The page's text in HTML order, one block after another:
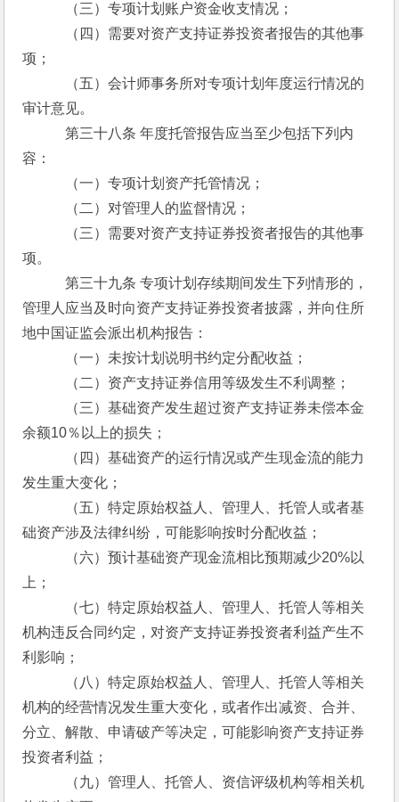
（三）专项计划账户资金收支情况；
（四）需要对资产支持证券投资者报告的其他事
项；
（五）会计师事务所对专项计划年度运行情况的
审计意见。
第三十八条 年度托管报告应当至少包括下列内
容：
（一）专项计划资产托管情况；
（二）对管理人的监督情况；
（三）需要对资产支持证券投资者报告的其他事
项。
第三十九条 专项计划存续期间发生下列情形的，
管理人应当及时向资产支持证券投资者披露，并向住所
地中国证监会派出机构报告：
（一）未按计划说明书约定分配收益；
（二）资产支持证券信用等级发生不利调整；
（三）基础资产发生超过资产支持证券未偿本金
余额10％以上的损失；
（四）基础资产的运行情况或产生现金流的能力
发生重大变化；
（五）特定原始权益人、管理人、托管人或者基
础资产涉及法律纠纷，可能影响按时分配收益；
（六）预计基础资产现金流相比预期减少20%以
上；
（七）特定原始权益人、管理人、托管人等相关
机构违反合同约定，对资产支持证券投资者利益产生不
利影响；
（八）特定原始权益人、管理人、托管人等相关
机构的经营情况发生重大变化，或者作出减资、合并、
分立、解散、申请破产等决定，可能影响资产支持证券
投资者利益；
（九）管理人、托管人、资信评级机构等相关机